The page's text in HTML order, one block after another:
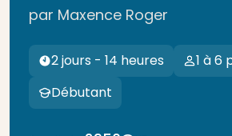
par Maxence Roger
2 jours - 14 heures
1 à 6
Débutant